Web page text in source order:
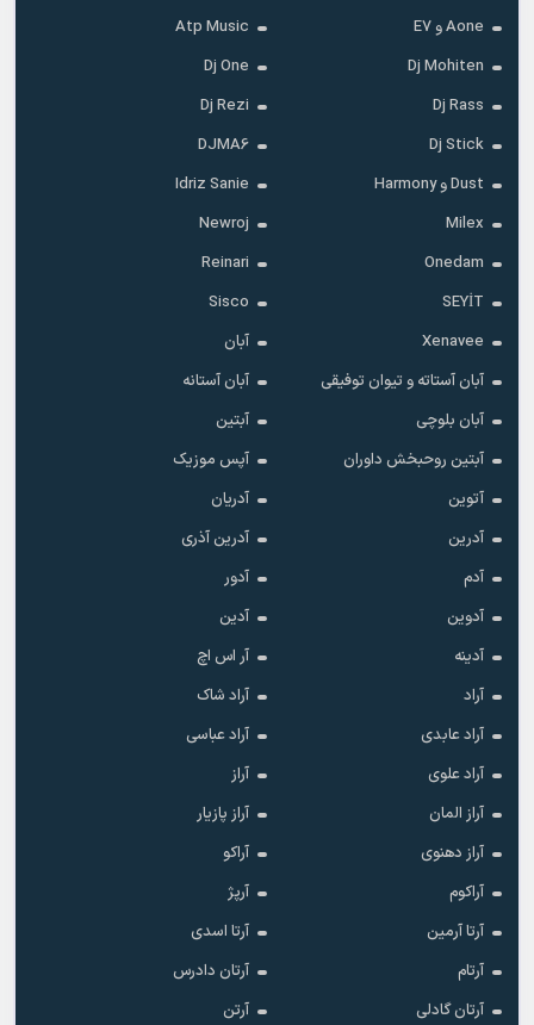
Aone و E7
Atp Music
Dj Mohiten
Dj One
Dj Rass
Dj Rezi
Dj Stick
DJMA6
Dust و Harmony
Idriz Sanie
Milex
Newroj
Onedam
Reinari
SEYİT
Sisco
Xenavee
آبان
آبان آستاته و تیوان توفیقی
آبان آستانه
آبان بلوچی
آبتین
آبتین روحبخش داوران
آپس موزیک
آتوین
آدریان
آدرین
آدرین آذری
آدم
آدور
آدوین
آدین
آدینه
آر اس اچ
آراد
آراد شاک
آراد عابدی
آراد عباسی
آراد علوی
آراز
آراز المان
آراز پازیار
آراز دهنوی
آراکو
آراکوم
آرپژ
آرتا آرمین
آرتا اسدی
آرتام
آرتان دادرس
آرتان گادلی
آرتن